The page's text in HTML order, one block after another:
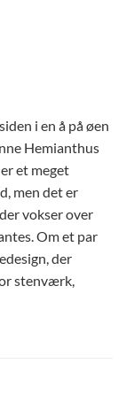
i en å på øen
Hemianthus
et meget
men det er
vokser over
Om et par
der
stenværk,